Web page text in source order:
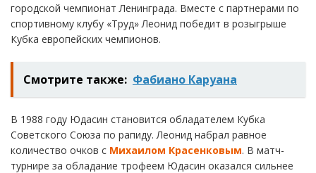
городской чемпионат Ленинграда. Вместе с партнерами по
спортивному клубу «Труд» Леонид победит в розыгрыше
Кубка европейских чемпионов.
Смотрите также: Фабиано Каруана
В 1988 году Юдасин становится обладателем Кубка
Советского Союза по рапиду. Леонид набрал равное
количество очков с Михаилом Красенковым. В матч-
турнире за обладание трофеем Юдасин оказался сильнее